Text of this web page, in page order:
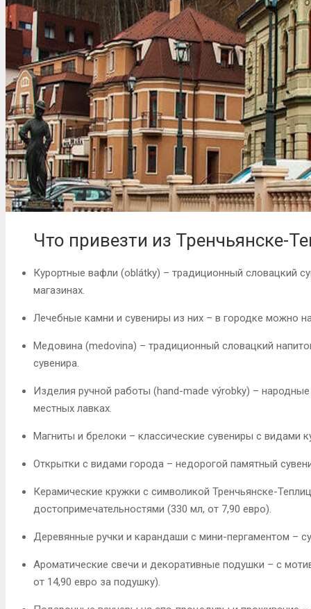
Что привезти из Тренчьянске-
Курортные вафли (oblátky) – традиционный словацкий
магазинах.
Лечебные камни и сувениры из них – в городке можно
Медовина (medovina) – традиционный словацкий
сувенира.
Изделия ручной работы (hand-made výrobky) –
местных лавках.
Магниты и брелоки – классические сувениры с видами
Открытки с видами города – недорогой памятный
Керамические кружки с символикой Тренчьянске-
достопримечательностями (330 мл, от 7,90 евро).
Деревянные ручки и карандаши с мини-пергаментом –
Ароматические свечи и декоративные подушки – с
от 14,90 евро за подушку).